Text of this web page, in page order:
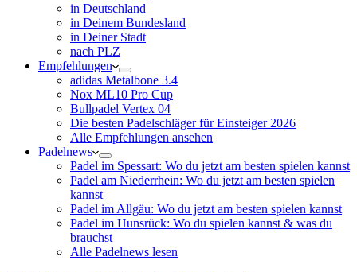
in Deutschland
in Deinem Bundesland
in Deiner Stadt
nach PLZ
Empfehlungen
adidas Metalbone 3.4
Nox ML10 Pro Cup
Bullpadel Vertex 04
Die besten Padelschläger für Einsteiger 2026
Alle Empfehlungen ansehen
Padelnews
Padel im Spessart: Wo du jetzt am besten spielen kannst
Padel am Niederrhein: Wo du jetzt am besten spielen
kannst
Padel im Allgäu: Wo du jetzt am besten spielen kannst
Padel im Hunsrück: Wo du spielen kannst & was du
brauchst
Alle Padelnews lesen